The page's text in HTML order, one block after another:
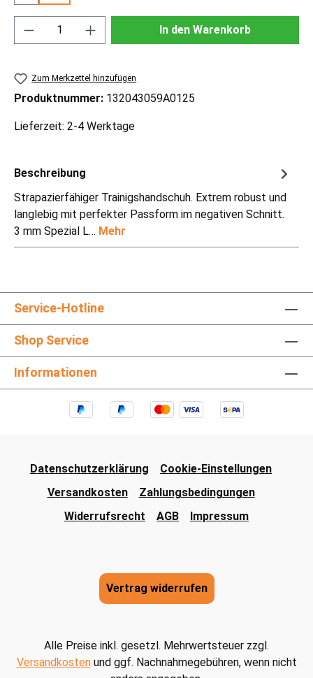
Produkt Anzahl: Gib den gewünschten
In den Warenkorb
Zum Merkzettel hinzufügen
Produktnummer: 132043059A0125
Lieferzeit: 2-4 Werktage
Beschreibung
Strapazierfähiger Trainigshandschuh. Extrem robust und
langlebig mit perfekter Passform im negativen Schnitt.
3 mm Spezial L… Mehr
Service-Hotline
Shop Service
Informationen
Datenschutzerklärung
Cookie-Einstellungen
Versandkosten
Zahlungsbedingungen
Widerrufsrecht
AGB Impressum
Vertrag widerrufen
Alle Preise inkl. gesetzl. Mehrwertsteuer zzgl.
Versandkostenund ggf. Nachnahmegebühren, wenn nicht